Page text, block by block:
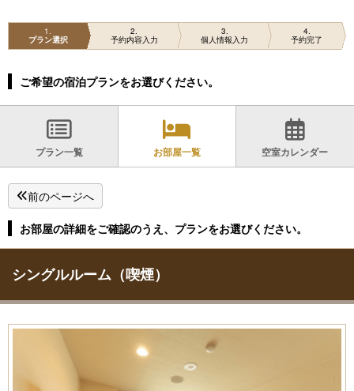
1
プラン選択
2
予約内容入力
3
個人情報入力
4
予約完了
ご希望の宿泊プランをお選びください。
プラン一覧 お部屋一覧 空室カレンダー
前のページへ
お部屋の詳細をご確認のうえ、プランをお選びください。
シングルルーム（喫煙）